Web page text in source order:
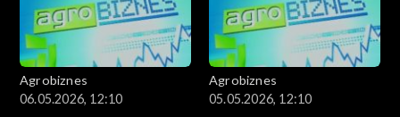
Agrobiznes
06.05.2026, 12:10
Agrobiznes
05.05.2026, 12:10